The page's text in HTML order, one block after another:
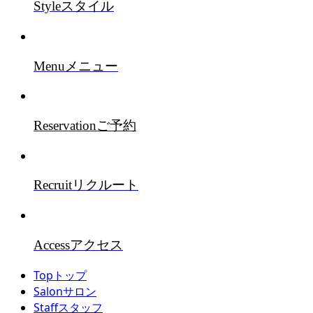
Styleスタイル
Menu メニュー
Reservationご予約
Recruitリクルート
Accessアクセス
Top トップ
Salonサロン
Staffスタッフ